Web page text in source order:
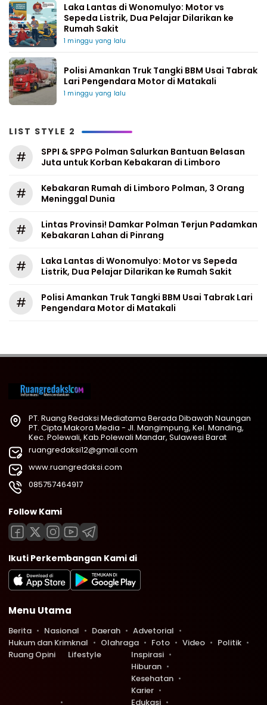
Laka Lantas di Wonomulyo: Motor vs
Sepeda Listrik, Dua Pelajar Dilarikan ke
Rumah Sakit
1 minggu yang lalu
Polisi Amankan Truk Tangki BBM Usai Tabrak
Lari Pengendara Motor di Matakali
1 minggu yang lalu
LIST STYLE 2
#
SPPI & SPPG Polman Salurkan Bantuan Belasan
Juta untuk Korban Kebakaran di Limboro
#
Kebakaran Rumah di Limboro Polman, 3 Orang
Meninggal Dunia
#
Lintas Provinsi! Damkar Polman Terjun Padamkan
Kebakaran Lahan di Pinrang
#
Laka Lantas di Wonomulyo: Motor vs Sepeda
Listrik, Dua Pelajar Dilarikan ke Rumah Sakit
#
Polisi Amankan Truk Tangki BBM Usai Tabrak Lari
Pengendara Motor di Matakali
PT. Ruang Redaksi Mediatama Berada Dibawah Naungan
PT. Cipta Makora Media - Jl. Mangimpung, Kel. Manding,
Kec. Polewali, Kab.Polewali Mandar, Sulawesi Barat
ruangredaksi12@gmail.com
www.ruangredaksi.com
085757464917
Follow Kami
Ikuti Perkembangan Kami di
Menu Utama
Berita Nasional Daerah
Advetorial
Hukum dan Krimknal
Olahraga Foto Video
Politik
Ruang Opini
Lifestyle
Inspirasi
Hiburan
Kesehatan
Karier
Edukasi